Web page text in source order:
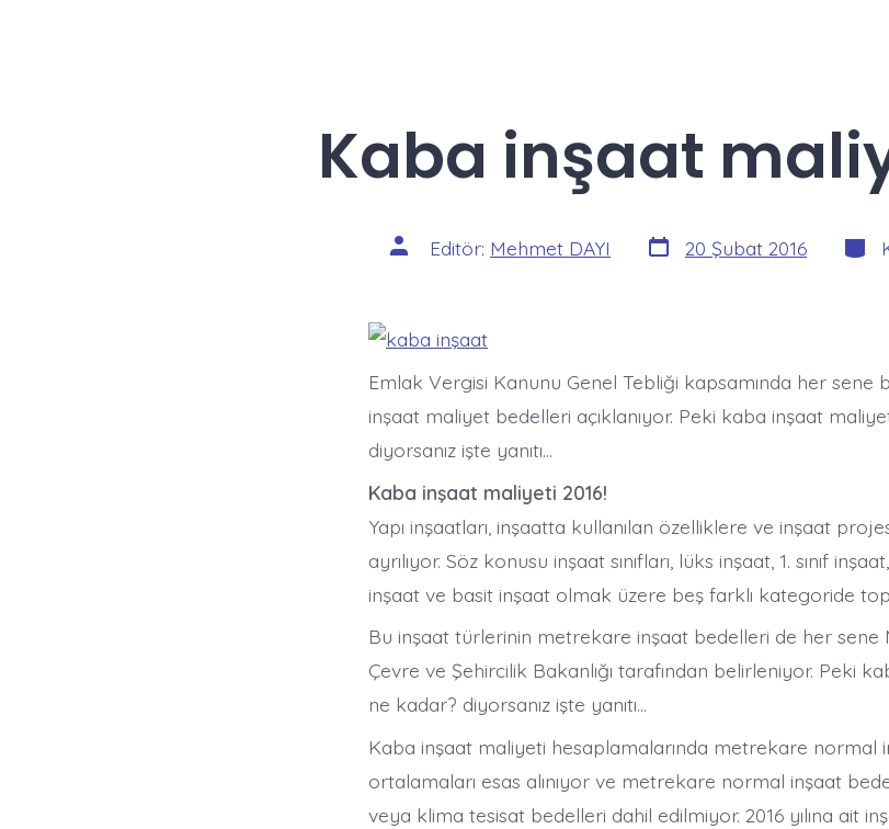
Kaba inşaat
Yazının
yazarı
Editör: Mehmet DAYI Yazı
tarihi
20 Şubat 2016
Emlak Vergisi Kanunu Genel Tebliği kapsamında her sene
inşaat maliyet bedelleri açıklanıyor. Peki kaba inşaat
diyorsanız işte yanıtı…
Kaba inşaat maliyeti 2016!
Yapı inşaatları, inşaatta kullanılan özelliklere ve inşaat
ayrılıyor. Söz konusu inşaat sınıfları, lüks inşaat, 1. sınıf inşaat,
inşaat ve basit inşaat olmak üzere beş farklı kategoride
Bu inşaat türlerinin metrekare inşaat bedelleri de her sene
Çevre ve Şehircilik Bakanlığı tarafından belirleniyor. Peki
ne kadar? diyorsanız işte yanıtı…
Kaba inşaat maliyeti hesaplamalarında metrekare normal
ortalamaları esas alınıyor ve metrekare normal inşaat
veya klima tesisat bedelleri dahil edilmiyor. 2016 yılına ait